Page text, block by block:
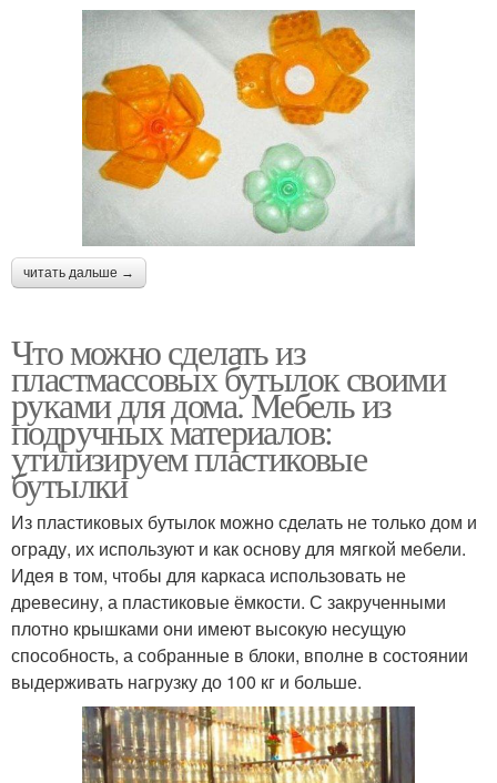
читать дальше →
Что можно сделать из
пластмассовых бутылок своими
руками для дома. Мебель из
подручных материалов:
утилизируем пластиковые
бутылки
Из пластиковых бутылок можно сделать не только дом и
ограду, их используют и как основу для мягкой мебели.
Идея в том, чтобы для каркаса использовать не
древесину, а пластиковые ёмкости. С закрученными
плотно крышками они имеют высокую несущую
способность, а собранные в блоки, вполне в состоянии
выдерживать нагрузку до 100 кг и больше.